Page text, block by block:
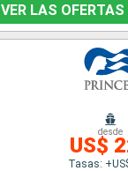
VER LAS OFERTAS
desde
US$
Tasas: